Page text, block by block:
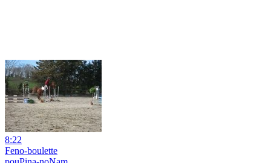
8:22
Feno-boulette